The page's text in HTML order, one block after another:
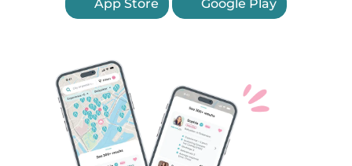
App Store Google Play